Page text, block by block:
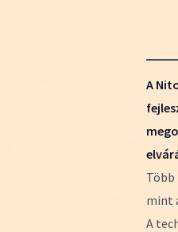
A
mint
A